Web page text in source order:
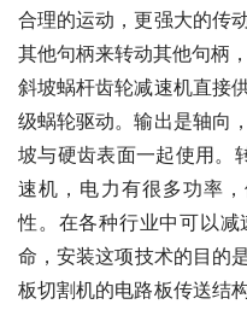
合理的运动，更强大的传
其他句柄来转动其他句柄，
斜坡蜗杆齿轮减速机直接
级蜗轮驱动。输出是轴向
坡与硬齿表面一起使用。
速机，电力有很多功率
性。在各种行业中可以
命，安装这项技术的目的
板切割机的电路板传送结